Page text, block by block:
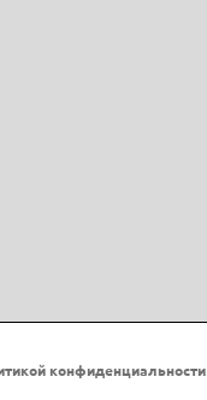
конфиденциальности.